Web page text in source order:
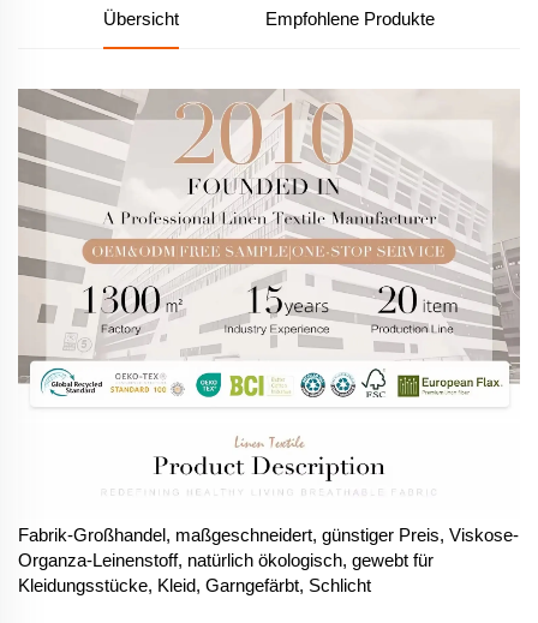
Übersicht Empfohlene Produkte
Fabrik-Großhandel, maßgeschneidert, günstiger Preis, Viskose-
Organza-Leinenstoff, natürlich ökologisch, gewebt für
Kleidungsstücke, Kleid, Garngefärbt, Schlicht